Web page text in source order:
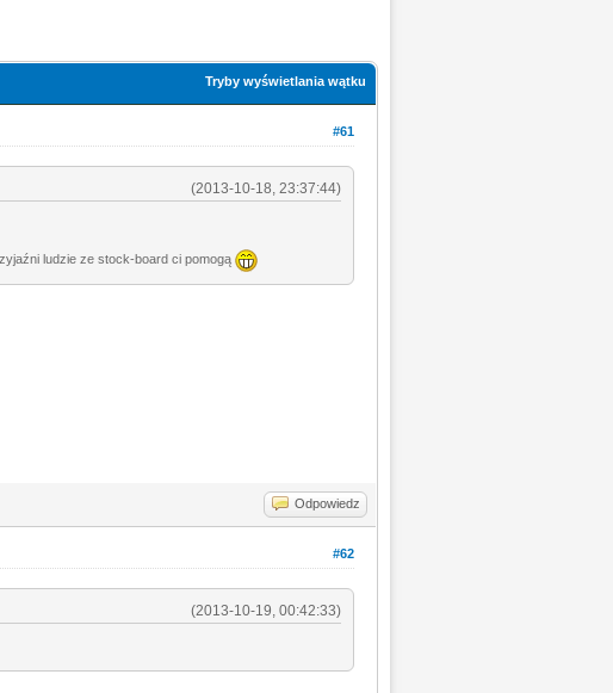
Tryby wyświetlania wątku
#61
(2013-10-18, 23:37:44)
ludzie ze stock-board ci pomogą
Odpowiedz
#62
(2013-10-19, 00:42:33)